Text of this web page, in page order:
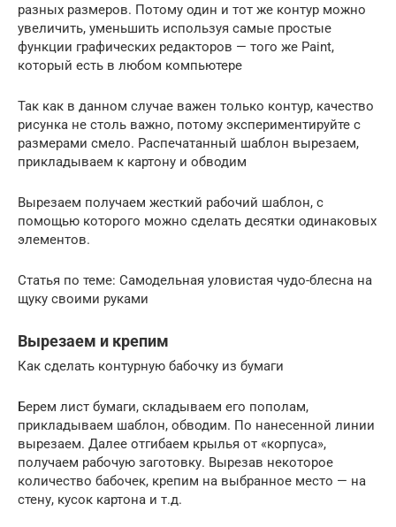
разных размеров. Потому один и тот же контур можно
увеличить, уменьшить используя самые простые
функции графических редакторов — того же Paint,
который есть в любом компьютере
Так как в данном случае важен только контур, качество
рисунка не столь важно, потому экспериментируйте с
размерами смело. Распечатанный шаблон вырезаем,
прикладываем к картону и обводим
Вырезаем получаем жесткий рабочий шаблон, с
помощью которого можно сделать десятки одинаковых
элементов.
Статья по теме: Самодельная уловистая чудо-блесна на
щуку своими руками
Вырезаем и крепим
Как сделать контурную бабочку из бумаги
Берем лист бумаги, складываем его пополам,
прикладываем шаблон, обводим. По нанесенной линии
вырезаем. Далее отгибаем крылья от «корпуса»,
получаем рабочую заготовку. Вырезав некоторое
количество бабочек, крепим на выбранное место — на
стену, кусок картона и т.д.